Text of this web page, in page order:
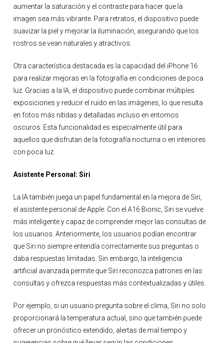
aumentar la saturación y el contraste para hacer que la
imagen sea más vibrante. Para retratos, el dispositivo puede
suavizar la piel y mejorar la iluminación, asegurando que los
rostros se vean naturales y atractivos.
Otra característica destacada es la capacidad del iPhone 16
para realizar mejoras en la fotografía en condiciones de poca
luz. Gracias a la IA, el dispositivo puede combinar múltiples
exposiciones y reducir el ruido en las imágenes, lo que resulta
en fotos más nítidas y detalladas incluso en entornos
oscuros. Esta funcionalidad es especialmente útil para
aquellos que disfrutan de la fotografía nocturna o en interiores
con poca luz.
Asistente Personal: Siri
La IA también juega un papel fundamental en la mejora de Siri,
el asistente personal de Apple. Con el A16 Bionic, Siri se vuelve
más inteligente y capaz de comprender mejor las consultas de
los usuarios. Anteriormente, los usuarios podían encontrar
que Siri no siempre entendía correctamente sus preguntas o
daba respuestas limitadas. Sin embargo, la inteligencia
artificial avanzada permite que Siri reconozca patrones en las
consultas y ofrezca respuestas más contextualizadas y útiles.
Por ejemplo, si un usuario pregunta sobre el clima, Siri no solo
proporcionará la temperatura actual, sino que también puede
ofrecer un pronóstico extendido, alertas de mal tiempo y